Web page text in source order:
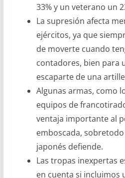
33% y un veterano un
La supresión afecta
ejércitos, ya que
de moverte cuando
contadores, bien para
escaparte de una
Algunas armas, como
equipos de
ventaja importante al
emboscada,
japonés defiende.
Las tropas inexpertas
en cuenta si incluimos